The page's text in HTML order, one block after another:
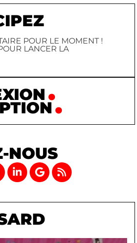
POUR LE MOMENT !
LANCER LA
NOUS